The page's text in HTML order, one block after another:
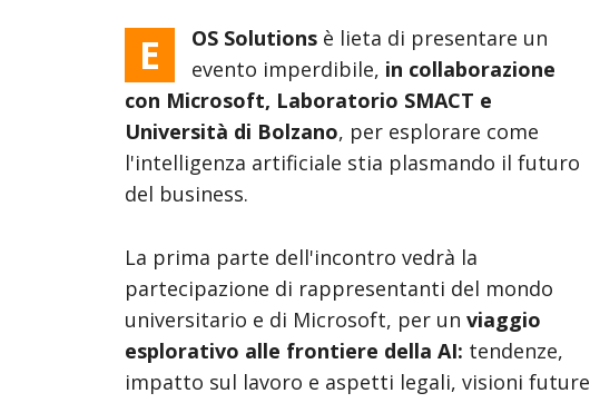
E OS Solutionsè lieta di presentare un
evento imperdibile, in collaborazione
con Microsoft, Laboratorio SMACT e
Università di Bolzano, per esplorare come
l'intelligenza artificiale stia plasmando il futuro
del business.
La prima parte dell'incontro vedrà la
partecipazione di rappresentanti del mondo
universitario e di Microsoft, per un viaggio
esplorativo alle frontiere della AI: tendenze,
impatto sul lavoro e aspetti legali, visioni future